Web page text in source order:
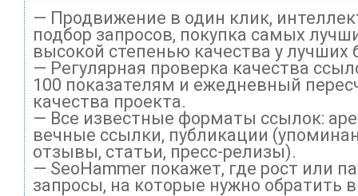
— Продвижение в один клик,
подбор запросов, покупка самых
высокой степенью качества у лучших
— Регулярная проверка качества
100 показателям и ежедневный
качества проекта.
— Все известные форматы ссылок:
вечные ссылки, публикации
отзывы, статьи, пресс-релизы).
— SeoHammer покажет, где рост или
запросы, на которые нужно обратить